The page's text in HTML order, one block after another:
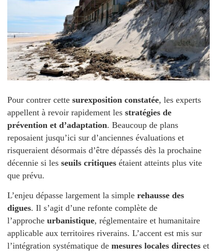
Pour contrer cette surexposition constatée, les experts
appellent à revoir rapidement les stratégies de
prévention et d’adaptation. Beaucoup de plans
reposaient jusqu’ici sur d’anciennes évaluations et
risqueraient désormais d’être dépassés dès la prochaine
décennie si les seuils critiques étaient atteints plus vite
que prévu.
L’enjeu dépasse largement la simple rehausse des
digues. Il s’agit d’une refonte complète de
l’approche urbanistique, réglementaire et humanitaire
applicable aux territoires riverains. L’accent est mis sur
l’intégration systématique de mesures locales directes et